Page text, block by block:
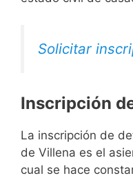
Solicitar
Inscripción
La inscripción de
de Villena es el
cual se hace